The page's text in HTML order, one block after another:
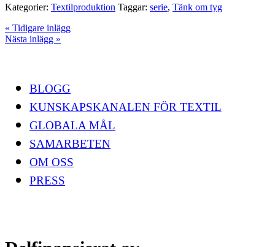
Kategorier: Textilproduktion Taggar: serie, Tänk om tyg
« Tidigare inlägg
Nästa inlägg »
BLOGG
KUNSKAPSKANALEN FÖR TEXTIL
GLOBALA MÅL
SAMARBETEN
OM OSS
PRESS